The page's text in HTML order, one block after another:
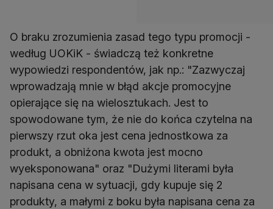
O braku zrozumienia zasad tego typu promocji -
według UOKiK - świadczą też konkretne
wypowiedzi respondentów, jak np.: "Zazwyczaj
wprowadzają mnie w błąd akcje promocyjne
opierające się na wielosztukach. Jest to
spowodowane tym, że nie do końca czytelna na
pierwszy rzut oka jest cena jednostkowa za
produkt, a obniżona kwota jest mocno
wyeksponowana" oraz "Dużymi literami była
napisana cena w sytuacji, gdy kupuje się 2
produkty, a małymi z boku była napisana cena za